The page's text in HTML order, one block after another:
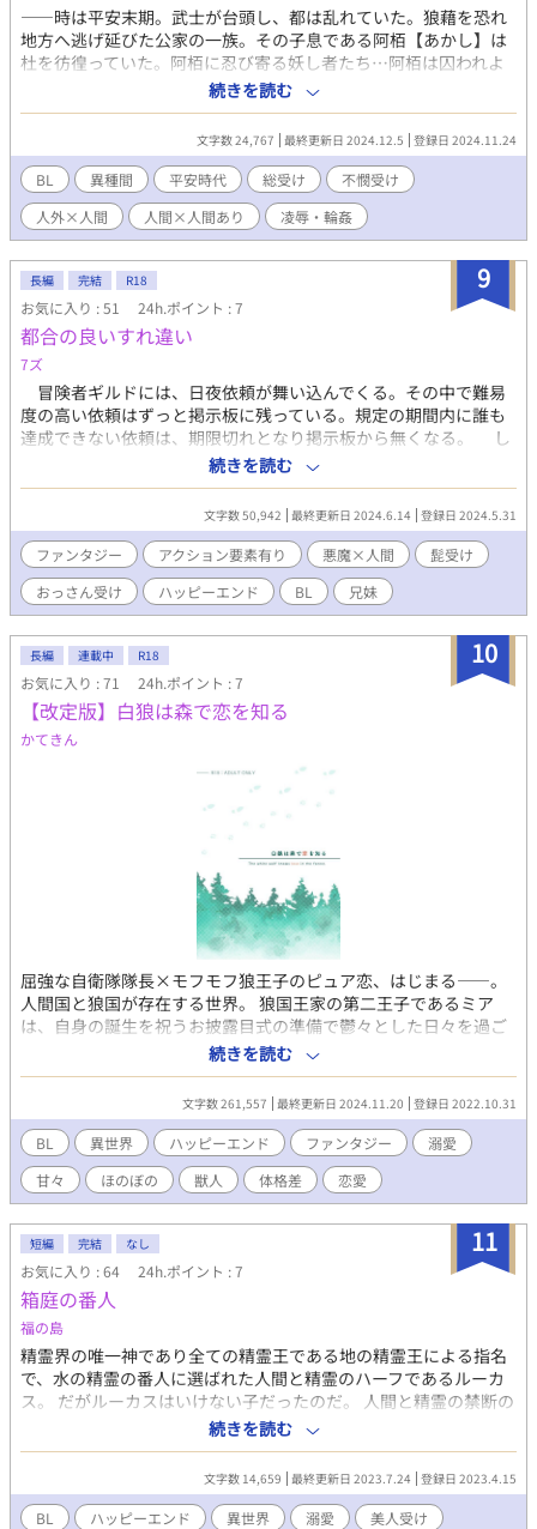
――時は平安末期。武士が台頭し、都は乱れていた。狼藉を恐れ
地方へ逃げ延びた公家の一族。その子息である阿栢【あかし】は
杜を彷徨っていた。阿栢に忍び寄る妖し者たち…阿栢は囚われよ
うとしていた。 異種姦、触手がメインとなります。 ※ムーンライ
トノベルズ、pixivにも投稿しています。 他のお話の書き溜めをし
ているところなので、ちょっと息抜きに。 かなり前にかいた、ゆ
るゆる平安ファンタジー異種姦ものです。
続きを読む
文字数 24,767 最終更新日 2024.12.5 登録日 2024.11.24
BL 異種間 平安時代 総受け
不憫受け
人外×人間
人間×人間あり 凌辱・輪姦
9
長編 完結 R18
お気に入り : 51 24h.ポイント : 7
都合の良いすれ違い
7ズ
冒険者ギルドには、日夜依頼が舞い込んでくる。その中で難易
度の高い依頼はずっと掲示板に残っている。規定の期間内に誰も
達成できない依頼は、期限切れとなり掲示板から無くなる。 し
かし、高難易度の依頼は国に被害が及ぶ物も多く重要度も高い。
ただ取り下げるだけでは問題は片付かない。 そういった残り物
を一掃する『掃討人』を冒険者ギルドは最低でも一名所属させて
いる。 メルデンディア王国の掃討人・スレーブはとある悪魔と
交わした契約の対価の為に大金を稼いでいる。 足りない分は身
体を求められる。 悪魔は知らない。 スレーブにとってその補
填行為が心の慰めになっている事を。 ーーーーーーーーーーーー
ー 心すれ違う人間と悪魔の異種間BL 美形の万能悪魔×歴戦
の中年拳闘士 ※この物語は、法律・法令に反する行為を容認・
推奨するものではありません。※
続きを読む
文字数 50,942 最終更新日 2024.6.14 登録日 2024.5.31
ファンタジー アクション要素有り 悪魔×人間
髭受け
おっさん受け
ハッピーエンド BL 兄妹
10
長編 連載中 R18
お気に入り : 71 24h.ポイント : 7
【改定版】白狼は森で恋を知る
かてきん
屈強な自衛隊隊長×モフモフ狼王子のピュア恋、はじまる――。
人間国と狼国が存在する世界。 狼国王家の第二王子であるミア
は、自身の誕生を祝うお披露目式の準備で鬱々とした日々を過ご
していた。 そんなミアの一番の楽しみは、不思議な石で転移した
場所で剣を振ること。 ある日、人間国の森でうたた寝していたミ
アが目を覚ますと、そこには知らない大きな人間の男がい
て……⁉ 人間国サバルの自衛隊隊長×狼国シーバの第二王子の異
種間恋愛物語。じれじれ甘々溺愛です。 ※背後注意内容の時は*
マーク ※以前の作品の台詞や内容を大幅に修正した完全版（元の
作品は予告なく削除する場合があります）
続きを読む
文字数 261,557 最終更新日 2024.11.20 登録日 2022.10.31
BL 異世界 ハッピーエンド ファンタジー
溺愛
甘々
ほのぼの 獣人 体格差 恋愛
11
短編 完結 なし
お気に入り : 64 24h.ポイント : 7
箱庭の番人
福の島
精霊界の唯一神であり全ての精霊王である地の精霊王による指名
で、水の精霊の番人に選ばれた人間と精霊のハーフであるルーカ
ス。 だがルーカスはいけない子だったのだ。 人間と精霊の禁断の
異種間による子供。 そのためルーカスは知らなかったのだ、愛す
る人の存在や、涙を流す事、そして心を弾ませることすらも。 割
と大きめな『あらすじ詐欺』が入っています あんまりシリアスで
もないし中を開けばバカップルのイチャイチャ話です。 サクサク
読めるように書いてるつもりなのですが誤字脱字ほかよく分から
続きを読む
文字数 14,659 最終更新日 2023.7.24 登録日 2023.4.15
BL ハッピーエンド 異世界 溺愛 美人受け